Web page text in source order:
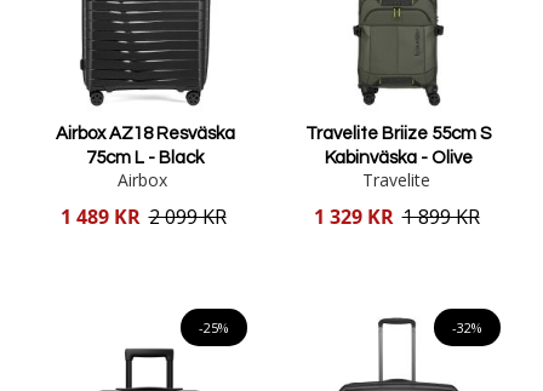
Airbox AZ18 Resväska
75cm L - Black
Airbox
Reducerat
1 489 KR 2 099 KR
Travelite Briize 55cm S
Kabinväska - Olive
Travelite
Reducerat
1 329 KR 1 899 KR
-25% -32%